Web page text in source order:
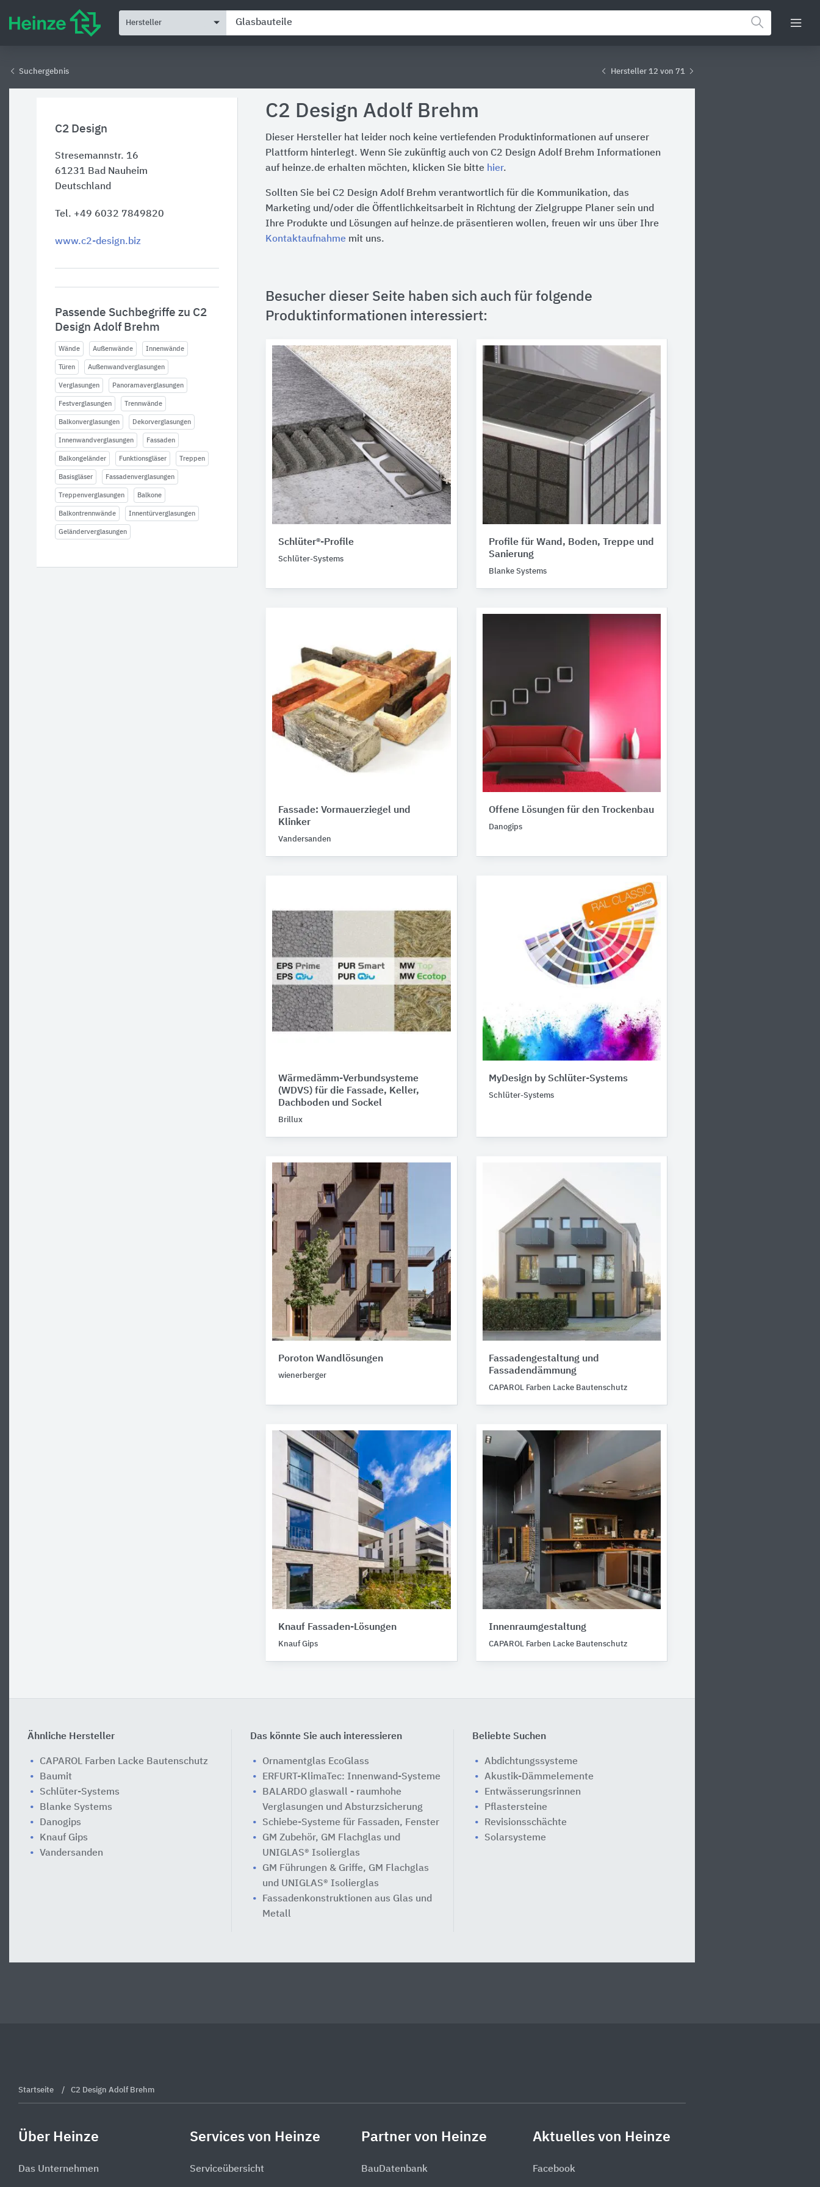
Hersteller
Suchergebnis Hersteller 12 von 71
C2 Design
Stresemannstr. 16
61231 Bad Nauheim
Deutschland
Tel. +49 6032 7849820
www.c2-design.biz
Passende Suchbegriffe zu C2
Design Adolf Brehm
Wände Außenwände Innenwände
Türen Außenwandverglasungen
Verglasungen Panoramaverglasungen
Festverglasungen Trennwände
Balkonverglasungen Dekorverglasungen
Innenwandverglasungen Fassaden
Balkongeländer Funktionsgläser Treppen
Basisgläser Fassadenverglasungen
Treppenverglasungen Balkone
Balkontrennwände Innentürverglasungen
Geländerverglasungen
C2 Design Adolf Brehm
Dieser Hersteller hat leider noch keine vertiefenden Produktinformationen auf unserer
Plattform hinterlegt. Wenn Sie zukünftig auch von C2 Design Adolf Brehm Informationen
auf heinze.de erhalten möchten, klicken Sie bitte hier.
Sollten Sie bei C2 Design Adolf Brehm verantwortlich für die Kommunikation, das
Marketing und/oder die Öffentlichkeitsarbeit in Richtung der Zielgruppe Planer sein und
Ihre Produkte und Lösungen auf heinze.de präsentieren wollen, freuen wir uns über Ihre
Kontaktaufnahme mit uns.
Besucher dieser Seite haben sich auch für folgende
Produktinformationen interessiert:
Schlüter®-Profile
Schlüter-Systems
Profile für Wand, Boden, Treppe und
Sanierung
Blanke Systems
Fassade: Vormauerziegel und
Klinker
Vandersanden
Offene Lösungen für den Trockenbau
Danogips
Wärmedämm-Verbundsysteme
(WDVS) für die Fassade, Keller,
Dachboden und Sockel
Brillux
MyDesign by Schlüter-Systems
Schlüter-Systems
Poroton Wandlösungen
wienerberger
Fassadengestaltung und
Fassadendämmung
CAPAROL Farben Lacke Bautenschutz
Knauf Fassaden-Lösungen
Knauf Gips
Innenraumgestaltung
CAPAROL Farben Lacke Bautenschutz
Ähnliche Hersteller
CAPAROL Farben Lacke Bautenschutz
Baumit
Schlüter-Systems
Blanke Systems
Danogips
Knauf Gips
Vandersanden
Das könnte Sie auch interessieren
Ornamentglas EcoGlass
ERFURT-KlimaTec: Innenwand-Systeme
BALARDO glaswall - raumhohe
Verglasungen und Absturzsicherung
Schiebe-Systeme für Fassaden, Fenster
GM Zubehör, GM Flachglas und
UNIGLAS® Isolierglas
GM Führungen & Griffe, GM Flachglas
und UNIGLAS® Isolierglas
Fassadenkonstruktionen aus Glas und
Metall
Beliebte Suchen
Abdichtungssysteme
Akustik-Dämmelemente
Entwässerungsrinnen
Pflastersteine
Revisionsschächte
Solarsysteme
Startseite C2 Design Adolf Brehm
Über Heinze
Das Unternehmen
Services von Heinze
Serviceübersicht
Partner von Heinze
BauDatenbank
Aktuelles von Heinze
Facebook